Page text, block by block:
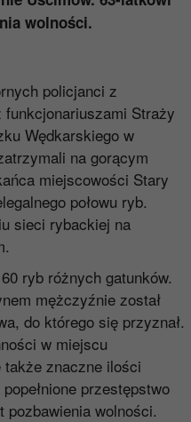
wolności.
policjanci z
Straży
Wędkarskiego w
na gorącym
miejscowości Stary
połowu ryb.
sieci rybackiej na
ryb różnych gatunków.
mężczyźnie został
do którego się przyznał.
w miejscu
znaczne ilości
przestępstwo
wolności.